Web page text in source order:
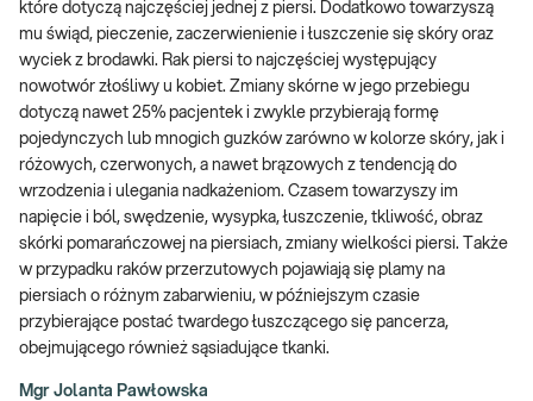
które dotyczą najczęściej jednej z piersi. Dodatkowo towarzyszą
mu świąd, pieczenie, zaczerwienienie i łuszczenie się skóry oraz
wyciek z brodawki. Rak piersi to najczęściej występujący
nowotwór złośliwy u kobiet. Zmiany skórne w jego przebiegu
dotyczą nawet 25% pacjentek i zwykle przybierają formę
pojedynczych lub mnogich guzków zarówno w kolorze skóry, jak i
różowych, czerwonych, a nawet brązowych z tendencją do
wrzodzenia i ulegania nadkażeniom. Czasem towarzyszy im
napięcie i ból, swędzenie, wysypka, łuszczenie, tkliwość, obraz
skórki pomarańczowej na piersiach, zmiany wielkości piersi. Także
w przypadku raków przerzutowych pojawiają się plamy na
piersiach o różnym zabarwieniu, w późniejszym czasie
przybierające postać twardego łuszczącego się pancerza,
obejmującego również sąsiadujące tkanki.
Mgr Jolanta Pawłowska